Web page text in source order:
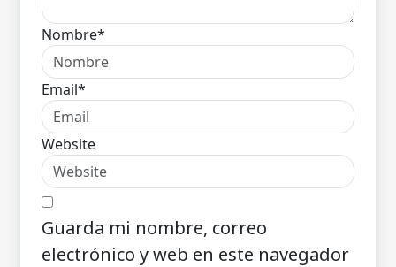
Nombre*
Email*
Website
Guarda mi nombre, correo
electrónico y web en este navegador